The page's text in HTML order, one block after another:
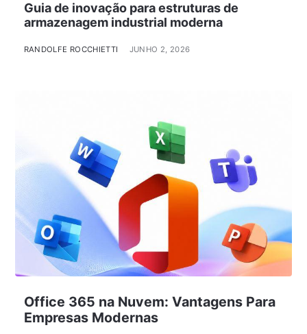
Guia de inovação para estruturas de
armazenagem industrial moderna
RANDOLFE ROCCHIETTI JUNHO 2, 2026
Office 365 na Nuvem: Vantagens Para
Empresas Modernas